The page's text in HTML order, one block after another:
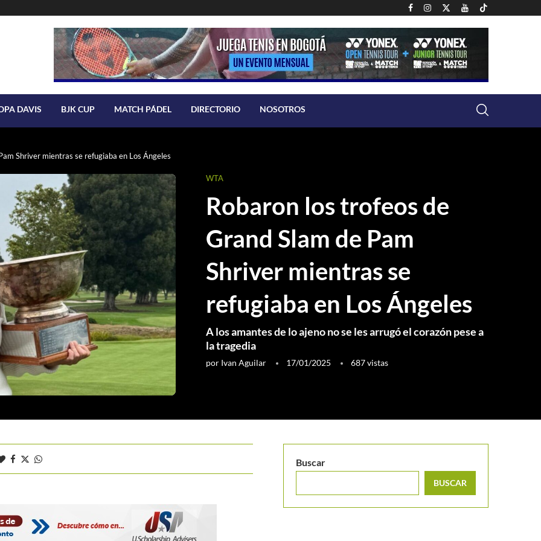
DAVIS BJK CUP MATCH PÁDEL DIRECTORIO NOSOTROS
Shriver mientras se refugiaba en Los Ángeles
WTA
Robaron los trofeos de
Grand Slam de Pam
Shriver mientras se
refugiaba en Los Ángeles
A los amantes de lo ajeno no se les arrugó el corazón pese a
la tragedia
por Ivan Aguilar 17/01/2025 687vistas
Buscar
BUSCAR